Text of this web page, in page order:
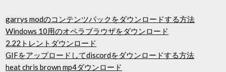
garrys modのコンテンツパックをダウンロードする方法
Windows 10用のオペラブラウザをダウンロード
2.22トレントダウンロード
GIFをアップロードしてdiscordをダウンロードする方法
heat chris brown mp4ダウンロード